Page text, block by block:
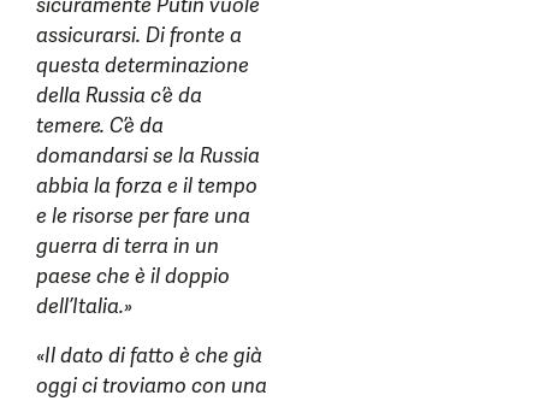
assicurarsi. Di fronte a
questa determinazione
della Russia c’è da
temere. C’è da
domandarsi se la Russia
abbia la forza e il tempo
e le risorse per fare una
guerra di terra in un
paese che è il doppio
dell’Italia.»
«Il dato di fatto è che già
oggi ci troviamo con una